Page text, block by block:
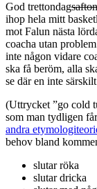
God trettondagsafton
ihop hela mitt
mot Falun nästa
coacha utan
inte någon vidare
ska få beröm, alla
se där en inte
(Uttrycket ”go cold
som man tydligen
andra
behov bland
slutar röka
slutar dricka